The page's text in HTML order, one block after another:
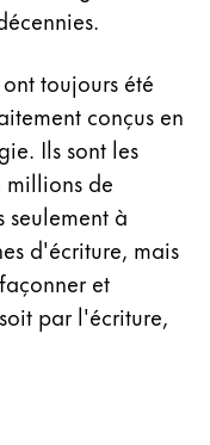
toujours été
conçus en
Ils sont les
millions de
seulement à
d'écriture, mais
et
par l'écriture,